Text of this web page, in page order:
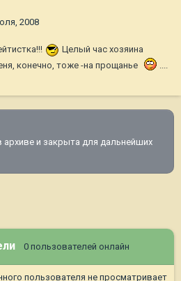
2008
Целый час хозяина
конечно, тоже -на прощанье
архиве и закрыта для дальнейших
0 пользователей онлайн
пользователя не просматривает